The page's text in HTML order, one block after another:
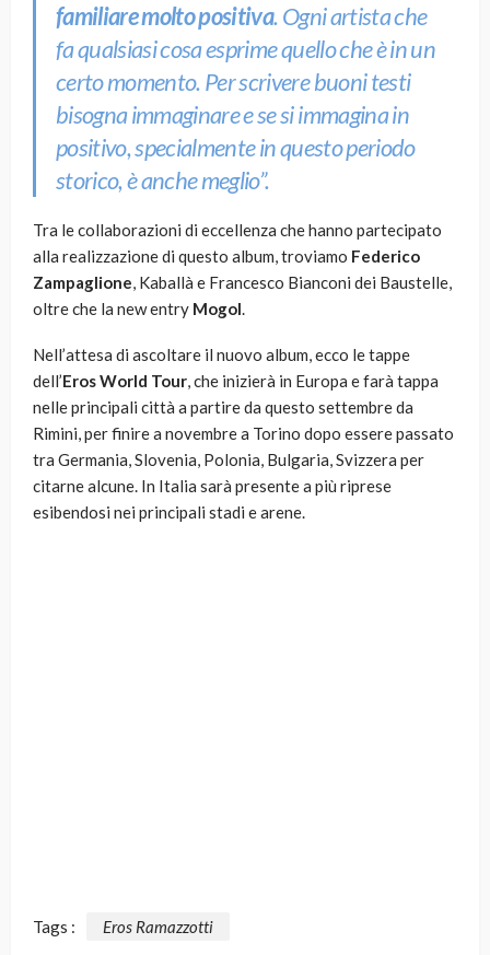
familiare molto positiva. Ogni artista che
fa qualsiasi cosa esprime quello che è in un
certo momento. Per scrivere buoni testi
bisogna immaginare e se si immagina in
positivo, specialmente in questo periodo
storico, è anche meglio”.
Tra le collaborazioni di eccellenza che hanno partecipato
alla realizzazione di questo album, troviamo Federico
Zampaglione, Kaballà e Francesco Bianconi dei Baustelle,
oltre che la new entry Mogol.
Nell’attesa di ascoltare il nuovo album, ecco le tappe
dell’Eros World Tour, che inizierà in Europa e farà tappa
nelle principali città a partire da questo settembre da
Rimini, per finire a novembre a Torino dopo essere passato
tra Germania, Slovenia, Polonia, Bulgaria, Svizzera per
citarne alcune. In Italia sarà presente a più riprese
esibendosi nei principali stadi e arene.
Tags : Eros Ramazzotti